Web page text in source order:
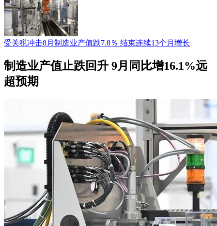
受关税冲击8月制造业产值跌7.8％ 结束连续13个月增长
制造业产值止跌回升 9月同比增16.1%远
超预期